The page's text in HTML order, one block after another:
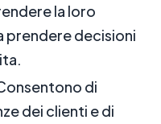
la loro
prendere decisioni
di
dei clienti e di